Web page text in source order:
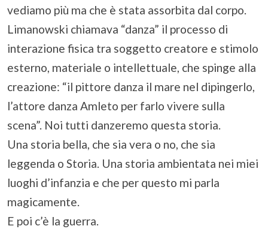
vediamo più ma che è stata assorbita dal corpo.
Limanowski chiamava “danza” il processo di
interazione fisica tra soggetto creatore e stimolo
esterno, materiale o intellettuale, che spinge alla
creazione: “il pittore danza il mare nel dipingerlo,
l’attore danza Amleto per farlo vivere sulla
scena”. Noi tutti danzeremo questa storia.
Una storia bella, che sia vera o no, che sia
leggenda o Storia. Una storia ambientata nei miei
luoghi d’infanzia e che per questo mi parla
magicamente.
E poi c’è la guerra.